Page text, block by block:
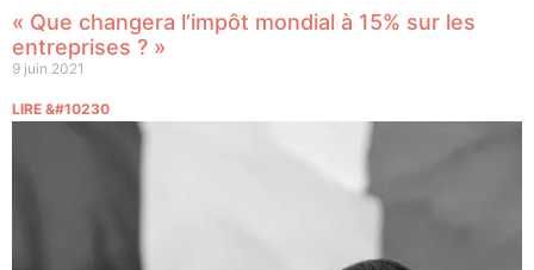
« Que changera l’impôt mondial à 15% sur les
entreprises ? »
9 juin 2021
LIRE &#10230